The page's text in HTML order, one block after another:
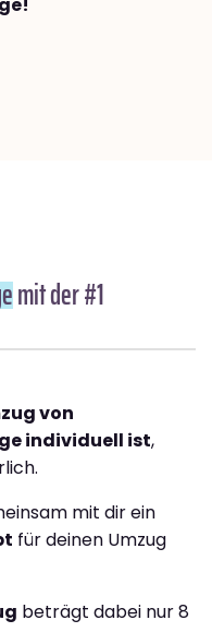
mit der #1
von
individuell ist,
mit dir ein
für deinen Umzug
beträgt dabei nur 8